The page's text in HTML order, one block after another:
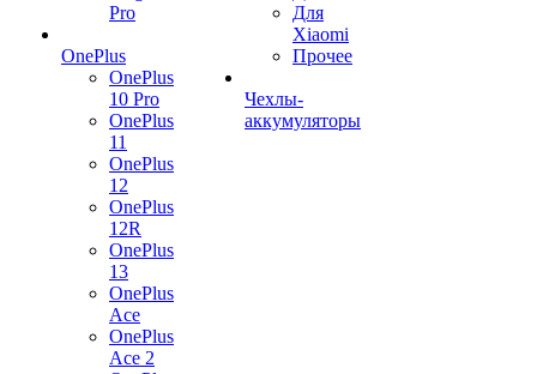
Pro
OnePlus
OnePlus
10 Pro
OnePlus
11
OnePlus
12
OnePlus
12R
OnePlus
13
OnePlus
Ace
OnePlus
Ace 2
Для
Xiaomi
Прочее
Чехлы-
аккумуляторы